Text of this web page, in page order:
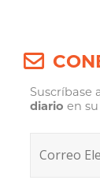
Suscríbase
diario en